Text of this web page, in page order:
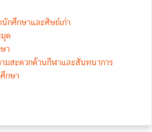
กศึกษาและศิษย์เก่า
ด
า
ามสะดวกด้านกีฬาและสันทนาการ
กษา